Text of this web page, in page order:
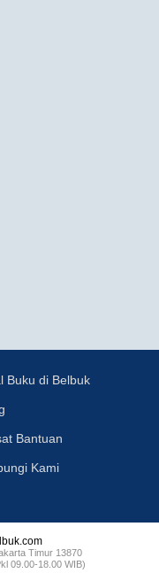
Buku di Belbuk
Bantuan
Kami
Timur 13870
09.00-18.00 WIB)